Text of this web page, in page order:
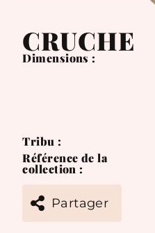
CRUCHE
Dimensions :
Tribu :
Référence de la
collection :
Partager